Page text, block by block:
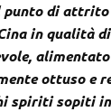
punto di
in qualità
ottuso e
spiriti sopiti